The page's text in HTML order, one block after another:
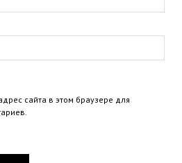
сайта в этом браузере для